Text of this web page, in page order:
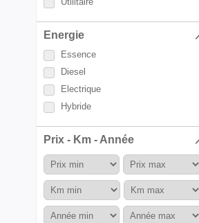
Energie
Essence
Diesel
Electrique
Hybride
Prix - Km - Année